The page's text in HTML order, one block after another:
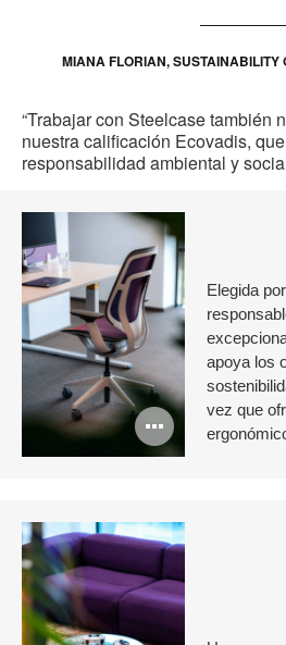
MIANA FLORIAN, SUSTAINABILITY
“Trabajar con Steelcase también
nuestra calificación Ecovadis,
responsabilidad ambiental y
Abrir
imagen
Elegida
apoya los
vez que